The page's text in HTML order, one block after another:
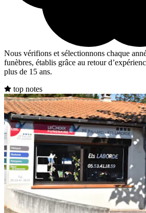
Nous vérifions et sélectionnons chaque
funèbres, établis grâce au retour
plus de 15 ans.
top notes